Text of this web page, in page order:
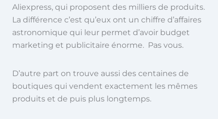
Aliexpress, qui proposent des milliers de produits.
La différence c’est qu’eux ont un chiffre d’affaires
astronomique qui leur permet d’avoir budget
marketing et publicitaire énorme. Pas vous.
D’autre part on trouve aussi des centaines de
boutiques qui vendent exactement les mêmes
produits et de puis plus longtemps.